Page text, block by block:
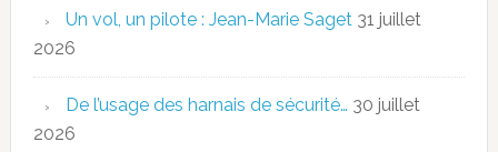
Un vol, un pilote : Jean-Marie Saget 31 juillet
2026
De l’usage des harnais de sécurité… 30 juillet
2026